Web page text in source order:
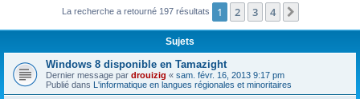
c
La recherche a retourné 197 résultats 1 2 3 4
Sujets
Windows 8 disponible en Tamazight
Dernier message par drouizig « sam. févr. 16, 2013 9:17 pm
Publié dans L'informatique en langues régionales et minoritaires